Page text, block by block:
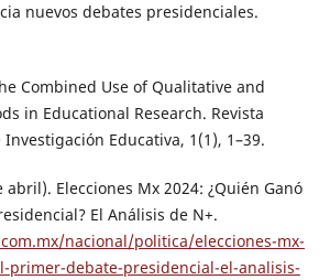
nuevos debates presidenciales.
Combined Use of Qualitative and
in Educational Research. Revista
Educativa, 1(1), 1–39.
abril). Elecciones Mx 2024: ¿Quién Ganó
El Análisis de N+.
nacional/politica/elecciones-mx-
primer-debate-presidencial-el-analisis-